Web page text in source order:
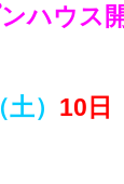
ハウス
土） 10日